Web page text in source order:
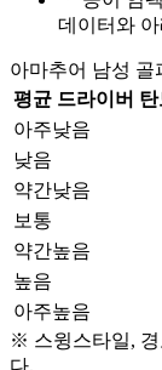
데이터와
아마추어 남성 골
평균 드라이버 탄
아주낮음
낮음
약간낮음
보통
약간높음
높음
아주높음
※ 스윙스타일, 경